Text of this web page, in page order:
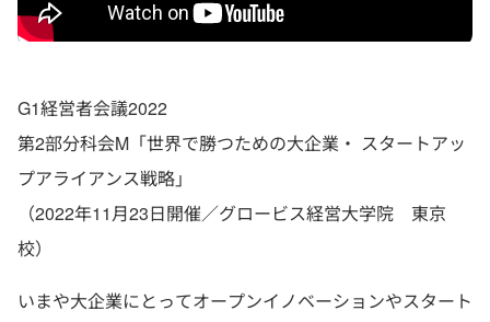
G1経営者会議2022
第2部分科会M「世界で勝つための大企業・ スタートアッ
プアライアンス戦略」
（2022年11月23日開催／グロービス経営大学院 東京
校）
いまや大企業にとってオープンイノベーションやスタート